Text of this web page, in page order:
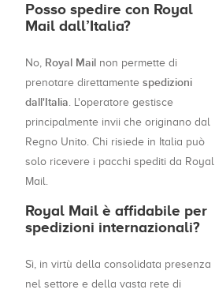
Posso spedire con Royal
Mail dall’Italia?
No, Royal Mail non permette di
prenotare direttamente spedizioni
dall'Italia. L'operatore gestisce
principalmente invii che originano dal
Regno Unito. Chi risiede in Italia può
solo ricevere i pacchi spediti da Royal
Mail.
Royal Mail è affidabile per
spedizioni internazionali?
Sì, in virtù della consolidata presenza
nel settore e della vasta rete di